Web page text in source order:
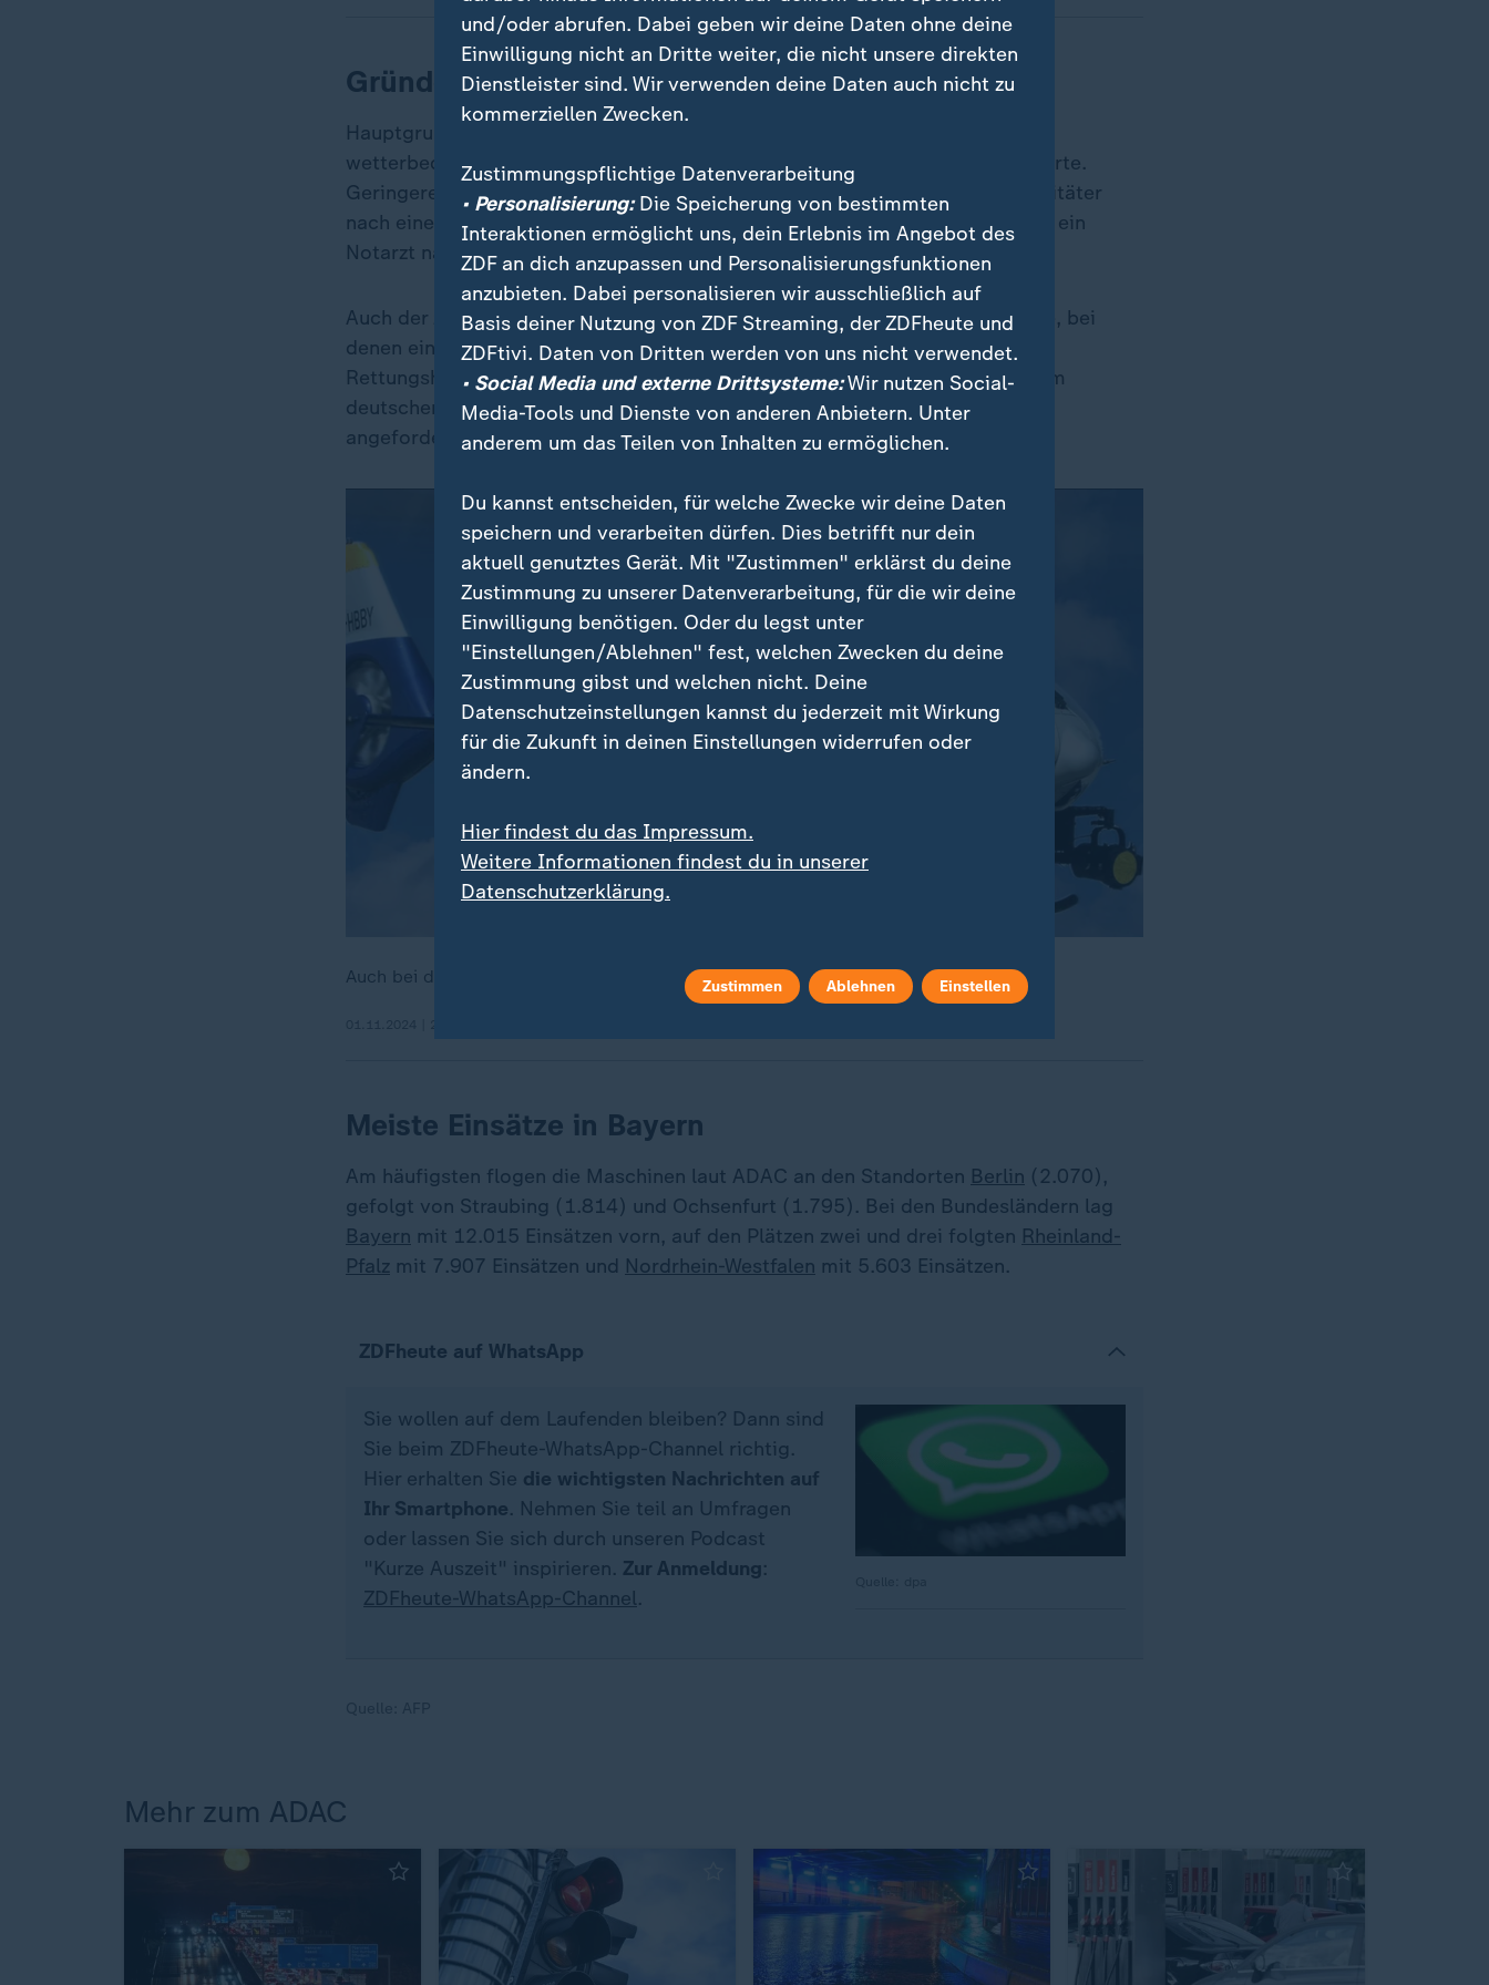
Gründe für den Rückgang
Hauptgrund für den Rückgang sind neben normalen Einsatzschwankungen
wetterbedingte Flugausfälle etwa durch Nebel, wie ein ADAC-Sprecher erklärte.
Geringeren Einfluss hätten auch die erweiterten Befugnisse für Rettungssanitäter
nach einer Gesetzesänderung 2022. Diese führten dazu, dass etwas seltener ein
Notarzt nachgefordert werden müsse.
Auch der zunehmende Einsatz von Telenotärzten verringere die Zahl der Fälle, bei
denen ein Notarzt vor Ort sein müsse. Insgesamt betreibt der ADAC 55
Rettungshubschrauber an 38 Stationen in ganz Deutschland. Sie gehören zum
deutschen Rettungsdienstsystem und werden über die Notfallnummer 112
angefordert.
Auch bei der Polizei kommen immer wieder Hubschrauber zum Einsatz.
Meiste Einsätze in Bayern
Am häufigsten flogen die Maschinen laut ADAC an den Standorten Berlin (2.070),
gefolgt von Straubing (1.814) und Ochsenfurt (1.795). Bei den Bundesländern lag
Bayern mit 12.015 Einsätzen vorn, auf den Plätzen zwei und drei folgten Rheinland-
Pfalz mit 7.907 Einsätzen und Nordrhein-Westfalen mit 5.603 Einsätzen.
ZDFheute auf WhatsApp
Sie wollen auf dem Laufenden bleiben? Dann sind
Sie beim ZDFheute-WhatsApp-Channel richtig.
Hier erhalten Sie die wichtigsten Nachrichten auf
Ihr Smartphone. Nehmen Sie teil an Umfragen
oder lassen Sie sich durch unseren Podcast
"Kurze Auszeit" inspirieren. Zur Anmeldung:
ZDFheute-WhatsApp-Channel.
Mehr zum ADAC
und/oder abrufen. Dabei geben wir deine Daten ohne deine
Einwilligung nicht an Dritte weiter, die nicht unsere direkten
Dienstleister sind. Wir verwenden deine Daten auch nicht zu
kommerziellen Zwecken.
Zustimmungspflichtige Datenverarbeitung
• Personalisierung:Die Speicherung von bestimmten
Interaktionen ermöglicht uns, dein Erlebnis im Angebot des
ZDF an dich anzupassen und Personalisierungsfunktionen
anzubieten. Dabei personalisieren wir ausschließlich auf
Basis deiner Nutzung von ZDF Streaming, der ZDFheute und
ZDFtivi. Daten von Dritten werden von uns nicht verwendet.
• Social Media und externe Drittsysteme:Wir nutzen Social-
Media-Tools und Dienste von anderen Anbietern. Unter
anderem um das Teilen von Inhalten zu ermöglichen.
Du kannst entscheiden, für welche Zwecke wir deine Daten
speichern und verarbeiten dürfen. Dies betrifft nur dein
aktuell genutztes Gerät. Mit "Zustimmen" erklärst du deine
Zustimmung zu unserer Datenverarbeitung, für die wir deine
Einwilligung benötigen. Oder du legst unter
"Einstellungen/Ablehnen" fest, welchen Zwecken du deine
Zustimmung gibst und welchen nicht. Deine
Datenschutzeinstellungen kannst du jederzeit mit Wirkung
für die Zukunft in deinen Einstellungen widerrufen oder
ändern.
Hier findest du das Impressum.
Weitere Informationen findest du in unserer
Datenschutzerklärung.
Zustimmen Ablehnen Einstellen